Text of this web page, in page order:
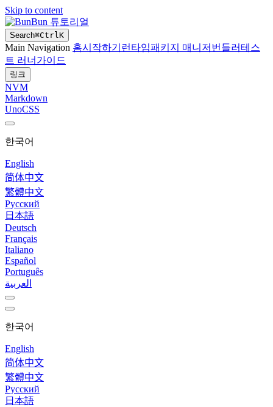
Skip to content
Bun 튜토리얼
Search⌘CtrlK
Main Navigation 홈시작하기 런타임패키지 매니저 번들러테스
트 러너 가이드
링크
NVM
Markdown
UnoCSS
한국어
English
简体中文
繁體中文
Русский
日本語
Deutsch
Français
Italiano
Español
Português
العربية
한국어
English
简体中文
繁體中文
Русский
日本語